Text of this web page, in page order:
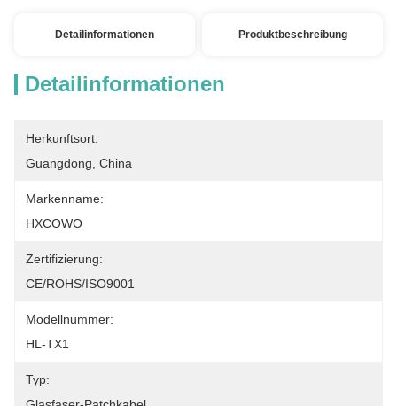
Detailinformationen Produktbeschreibung
Detailinformationen
Herkunftsort:
Guangdong, China
Markenname:
HXCOWO
Zertifizierung:
CE/ROHS/ISO9001
Modellnummer:
HL-TX1
Typ: